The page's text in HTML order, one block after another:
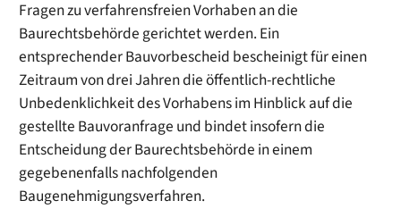
Fragen zu verfahrensfreien Vorhaben an die
Baurechtsbehörde gerichtet werden. Ein
entsprechender Bauvorbescheid bescheinigt für einen
Zeitraum von drei Jahren die öffentlich-rechtliche
Unbedenklichkeit des Vorhabens im Hinblick auf die
gestellte Bauvoranfrage und bindet insofern die
Entscheidung der Baurechtsbehörde in einem
gegebenenfalls nachfolgenden
Baugenehmigungsverfahren.